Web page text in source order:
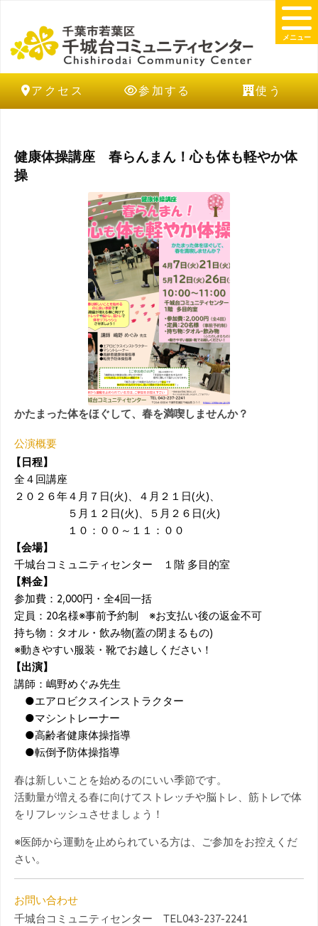
アクセス 参加する 使う
メニュー
健康体操講座 春らんまん！心も体も軽やか体
操
かたまった体をほぐして、春を満喫しませんか？
公演概要
【日程】
全４回講座
２０２６年４月７日(火)、４月２１日(火)、
５月１２日(火)、５月２６日(火)
１０：００～１１：００
【会場】
千城台コミュニティセンター １階 多目的室
【料金】
参加費：2,000円・全4回一括
定員：20名様※事前予約制 ※お支払い後の返金不可
持ち物：タオル・飲み物(蓋の閉まるもの)
※動きやすい服装・靴でお越しください！
【出演】
講師：嶋野めぐみ先生
●エアロビクスインストラクター
●マシントレーナー
●高齢者健康体操指導
●転倒予防体操指導
春は新しいことを始めるのにいい季節です。
活動量が増える春に向けてストレッチや脳トレ、筋トレで体
をリフレッシュさせましょう！
※医師から運動を止められている方は、ご参加をお控えくだ
さい。
お問い合わせ
千城台コミュニティセンター TEL043-237-2241